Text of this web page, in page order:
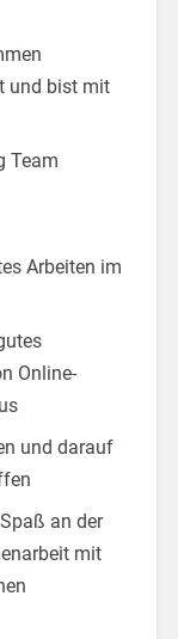
und bist mit
Team
Arbeiten im
Online-
und darauf
an der
mit